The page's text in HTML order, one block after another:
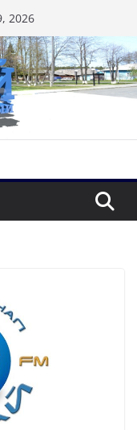
2026